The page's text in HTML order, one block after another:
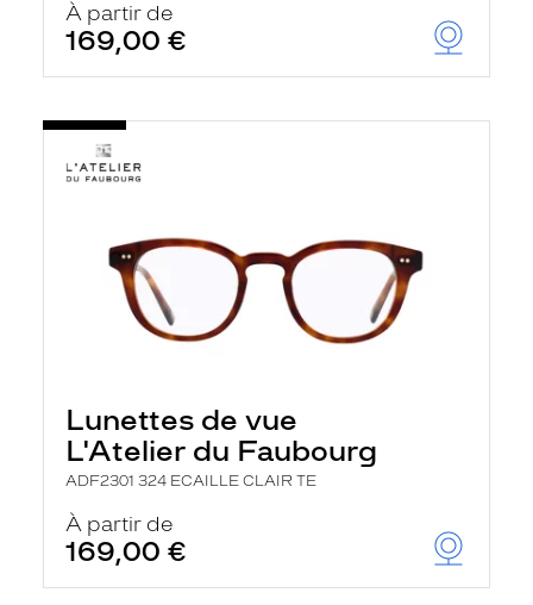
À partir de
169,00 €
Lunettes de vue
L'Atelier du Faubourg
ADF2301 324 ECAILLE CLAIR TE
À partir de
169,00 €